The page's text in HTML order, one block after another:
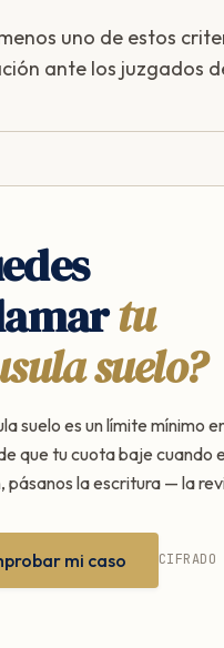
uno de estos
ante los juzgados
tu
suelo?
suelo es un límite mínimo
que tu cuota baje cuando
pásanos la escritura — la
mi caso